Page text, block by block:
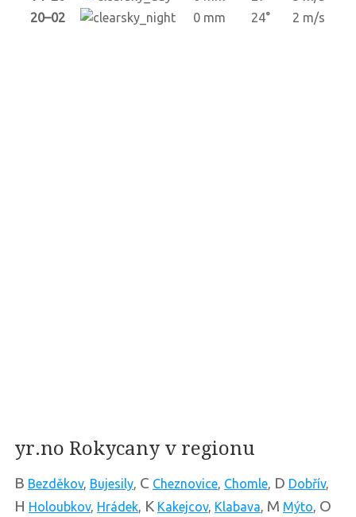
20–02
0 mm 24° 2 m/s
yr.no Rokycany v regionu
B Bezděkov, Bujesily, C Cheznovice, Chomle, D Dobřív,
H Holoubkov, Hrádek, K Kakejcov, Klabava, M Mýto, O